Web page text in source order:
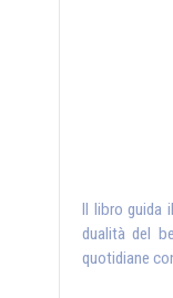
Il libro guida
dualità del
quotidiane